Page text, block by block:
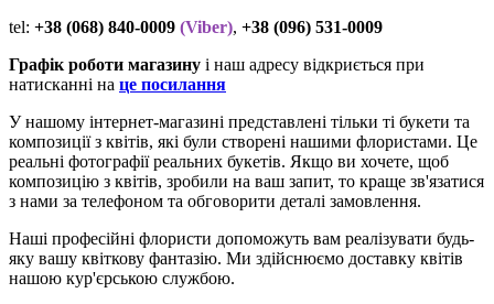
tel: +38 (068) 840-0009 (Viber), +38 (096) 531-0009
Графік роботи магазину і наш адресу відкриється при
натисканні на це посилання
У нашому інтернет-магазині представлені тільки ті букети та
композиції з квітів, які були створені нашими флористами. Це
реальні фотографії реальних букетів. Якщо ви хочете, щоб
композицію з квітів, зробили на ваш запит, то краще зв'язатися
з нами за телефоном та обговорити деталі замовлення.
Наші професійні флористи допоможуть вам реалізувати будь-
яку вашу квіткову фантазію. Ми здійснюємо доставку квітів
нашою кур'єрською службою.